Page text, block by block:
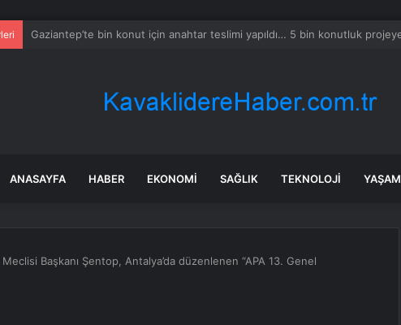
Fransa’daki yangınlarda 4 itfaiye eri hayatını kaybetti
ANASAYFA HABER EKONOMI SAĞLIK TEKNOLOJI YAŞAM
Başkanı Şentop, Antalya’da düzenlenen “APA 13. Genel